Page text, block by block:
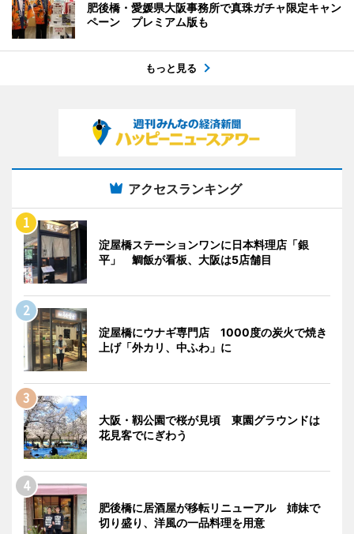
肥後橋・愛媛県大阪事務所で真珠ガチャ限定キャン
ペーン プレミアム版も
もっと見る
アクセスランキング
淀屋橋ステーションワンに日本料理店「銀
平」 鯛飯が看板、大阪は5店舗目
淀屋橋にウナギ専門店 1000度の炭火で焼き
上げ「外カリ、中ふわ」に
大阪・靱公園で桜が見頃 東園グラウンドは
花見客でにぎわう
肥後橋に居酒屋が移転リニューアル 姉妹で
切り盛り、洋風の一品料理を用意